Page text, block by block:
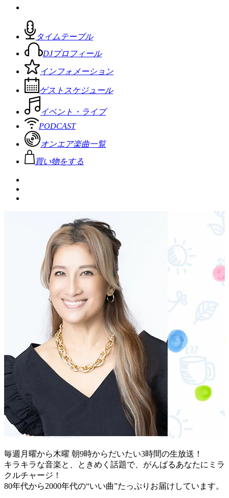
タイムテーブル
DJプロフィール
インフォメーション
ゲストスケジュール
イベント・ライブ
PODCAST
オンエア楽曲一覧
買い物をする
毎週月曜から木曜 朝9時からだいたい3時間の生放送！
キラキラな音楽と、ときめく話題で、がんばるあなたにミラ
クルチャージ！
80年代から2000年代の“いい曲”たっぷりお届けしています。